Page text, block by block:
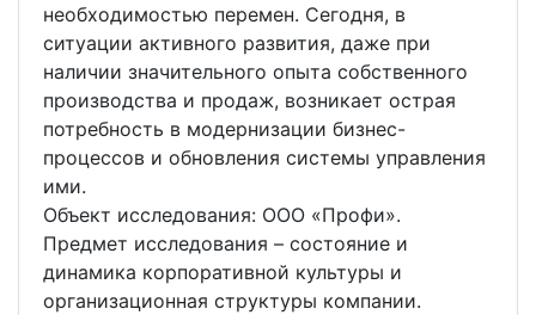
необходимостью перемен. Сегодня, в
ситуации активного развития, даже при
наличии значительного опыта собственного
производства и продаж, возникает острая
потребность в модернизации бизнес-
процессов и обновления системы управления
ими.
Объект исследования: ООО «Профи».
Предмет исследования – состояние и
динамика корпоративной культуры и
организационная структуры компании.